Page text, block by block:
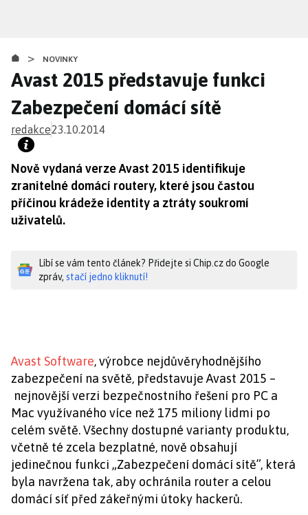
obsahu
> NOVINKY
Avast 2015 představuje funkci
Zabezpečení domácí sítě
redakce23.10.2014
Nově vydaná verze Avast 2015 identifikuje
zranitelné domácí routery, které jsou častou
příčinou krádeže identity a ztráty soukromí
uživatelů.
Líbí se vám tento článek? Přidejte si Chip.cz do Google
zpráv, stačí jedno kliknutí!
Avast Software, výrobce nejdůvěryhodnějšího
zabezpečení na světě, představuje Avast 2015 –
nejnovější verzi bezpečnostního řešení pro PC a
Mac využívaného více než 175 miliony lidmi po
celém světě. Všechny dostupné varianty produktu,
včetně té zcela bezplatné, nově obsahují
jedinečnou funkci „Zabezpečení domácí sítě”, která
byla navržena tak, aby ochránila router a celou
domácí síť před zákeřnými útoky hackerů.